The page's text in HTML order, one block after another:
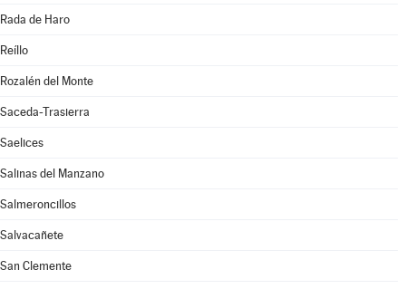
Rada de Haro
Reíllo
Rozalén del Monte
Saceda-Trasierra
Saelices
Salinas del Manzano
Salmeroncillos
Salvacañete
San Clemente